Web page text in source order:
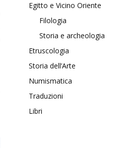
Egitto e Vicino Oriente
Filologia
Storia e archeologia
Etruscologia
Storia dell’Arte
Numismatica
Traduzioni
Libri